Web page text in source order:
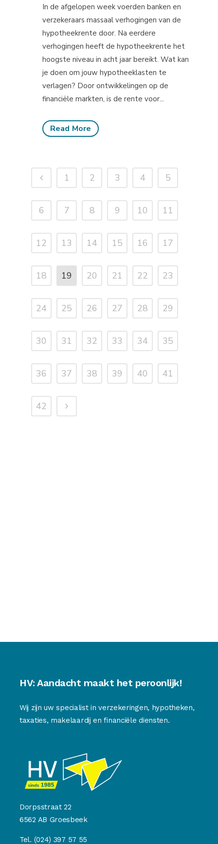
In de afgelopen week voerden banken en
verzekeraars massaal verhogingen van de
hypotheekrente door. Na eerdere
verhogingen heeft de hypotheekrente het
hoogste niveau in acht jaar bereikt. Wat kan
je doen om jouw hypotheeklasten te
verlagen? Door ontwikkelingen op de
financiële markten, is de rente voor...
Read More
1 2 3 4 5
6 7 8 9 10 11
12 13 14 15 16 17
18 19 20 21 22 23
24 25 26 27 28 29
30 31 32 33 34 35
36 37 38 39 40 41
42
HV: Aandacht maakt het peroonlijk!
Wij zijn uw specialist in verzekeringen, hypotheken,
taxaties, makelaardij en financiële diensten.
Dorpsstraat 22
6562 AB Groesbeek
Tel. (024) 397 57 55